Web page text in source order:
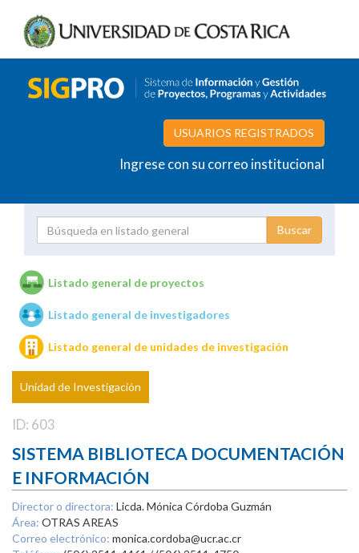
USUARIOS REGISTRADOS
Ingrese con su correo institucional
Unidades de investigación
Listado general de proyectos
Listado general de investigadores
Listado general de unidades de investigación
Unidad de Investigación
ID: 603
SISTEMA BIBLIOTECA DOCUMENTACIÓN
E INFORMACIÓN
Director o directora: Licda. Mónica Córdoba Guzmán
Área: OTRAS AREAS
Correo electrónico: monica.cordoba@ucr.ac.cr